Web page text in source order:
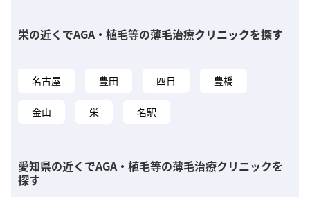
栄の近くでAGA・植毛等の薄毛治療クリニックを探す
名古屋 豊田 四日 豊橋
金山 栄 名駅
愛知県の近くでAGA・植毛等の薄毛治療クリニックを
探す